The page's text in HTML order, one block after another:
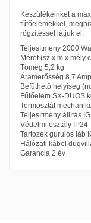
Készülékeinket a
fűtőelemekkel,
rögzítéssel látjuk el.
Teljesítmény 2000
Méret (sz x m x mély
Tömeg 5,2 kg
Áramerősség 8,7
Befűthető helyiség
Fűtőelem SX-DUOS
Termosztát
Teljesítmény állítás
Védelmi osztály IP24
Tartozék gurulós láb
Hálózati kábel
Garancia 2 év